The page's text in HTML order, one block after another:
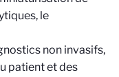
le
non invasifs,
patient et des